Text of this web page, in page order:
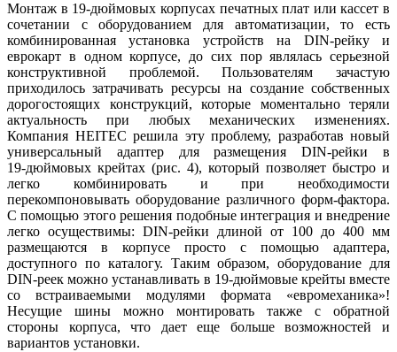
Монтаж в 19‑дюймовых корпусах печатных плат или кассет в
сочетании с оборудованием для автоматизации, то есть
комбинированная установка устройств на DIN-рейку и
еврокарт в одном корпусе, до сих пор являлась серьезной
конструктивной проблемой. Пользователям зачастую
приходилось затрачивать ресурсы на создание собственных
дорогостоящих конструкций, которые моментально теряли
актуальность при любых механических изменениях.
Компания HEITEC решила эту проблему, разработав новый
универсальный адаптер для размещения DIN-рейки в
19‑дюймовых крейтах (рис. 4), который позволяет быстро и
легко комбинировать и при необходимости
перекомпоновывать оборудование различного форм-фактора.
С помощью этого решения подобные интеграция и внедрение
легко осуществимы: DIN-рейки длиной от 100 до 400 мм
размещаются в корпусе просто с помощью адаптера,
доступного по каталогу. Таким образом, оборудование для
DIN-реек можно устанавливать в 19‑дюймовые крейты вместе
со встраиваемыми модулями формата «евромеханика»!
Несущие шины можно монтировать также с обратной
стороны корпуса, что дает еще больше возможностей и
вариантов установки.